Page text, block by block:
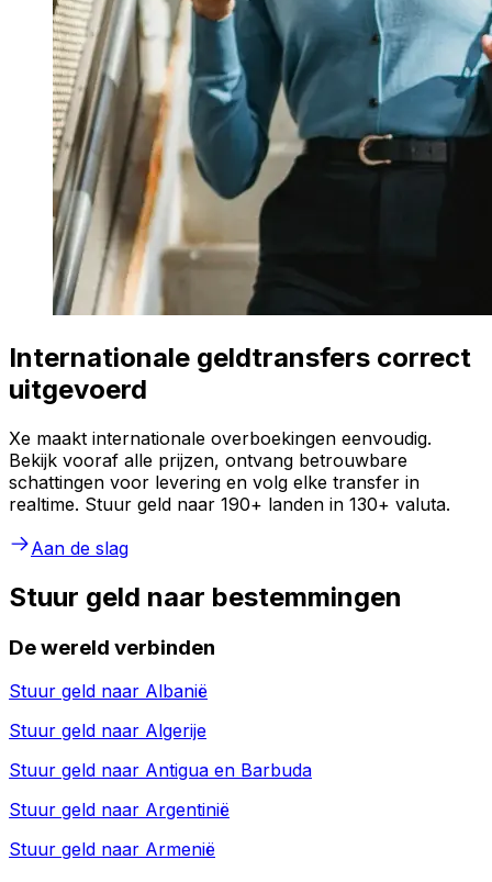
Internationale geldtransfers correct
uitgevoerd
Xe maakt internationale overboekingen eenvoudig.
Bekijk vooraf alle prijzen, ontvang betrouwbare
schattingen voor levering en volg elke transfer in
realtime. Stuur geld naar 190+ landen in 130+ valuta.
Aan de slag
Stuur geld naar bestemmingen
De wereld verbinden
Stuur geld naar Albanië
Stuur geld naar Algerije
Stuur geld naar Antigua en Barbuda
Stuur geld naar Argentinië
Stuur geld naar Armenië